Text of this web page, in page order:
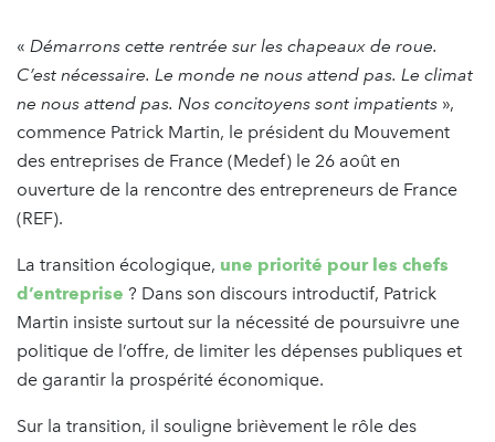
« Démarrons cette rentrée sur les chapeaux de roue.
C’est nécessaire. Le monde ne nous attend pas. Le climat
ne nous attend pas. Nos concitoyens sont impatients »,
commence Patrick Martin, le président du Mouvement
des entreprises de France (Medef) le 26 août en
ouverture de la rencontre des entrepreneurs de France
(REF).
La transition écologique, une priorité pour les chefs
d’entreprise ? Dans son discours introductif, Patrick
Martin insiste surtout sur la nécessité de poursuivre une
politique de l’offre, de limiter les dépenses publiques et
de garantir la prospérité économique.
Sur la transition, il souligne brièvement le rôle des